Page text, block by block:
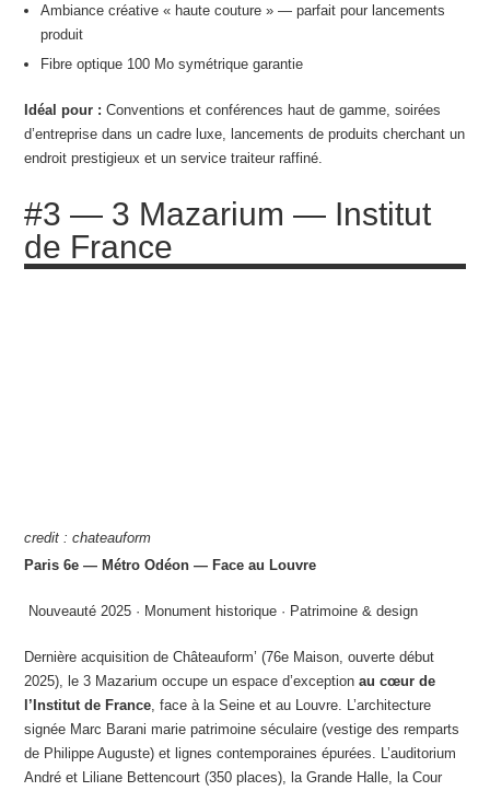
Ambiance créative « haute couture » — parfait pour lancements
produit
Fibre optique 100 Mo symétrique garantie
Idéal pour : Conventions et conférences haut de gamme, soirées
d’entreprise dans un cadre luxe, lancements de produits cherchant un
endroit prestigieux et un service traiteur raffiné.
#3 — 3 Mazarium — Institut
de France
credit : chateauform
Paris 6e — Métro Odéon — Face au Louvre
️ Nouveauté 2025 · Monument historique · Patrimoine & design
Dernière acquisition de Châteauform’ (76e Maison, ouverte début
2025), le 3 Mazarium occupe un espace d’exceptionau cœur de
l’Institut de France , face à la Seine et au Louvre. L’architecture
signée Marc Barani marie patrimoine séculaire (vestige des remparts
de Philippe Auguste) et lignes contemporaines épurées. L’auditorium
André et Liliane Bettencourt (350 places), la Grande Halle, la Cour